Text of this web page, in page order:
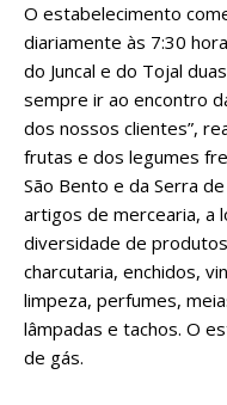
O estabelecimento
diariamente às 7:30
do Juncal e do Tojal
sempre ir ao encontro
dos nossos clientes”,
frutas e dos legumes
São Bento e da Serra
artigos de mercearia, a
diversidade de
charcutaria, enchidos,
limpeza, perfumes,
lâmpadas e tachos. O
de gás.